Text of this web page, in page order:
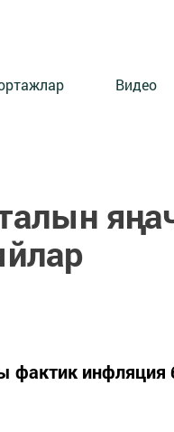
Видео
фактик инфляция